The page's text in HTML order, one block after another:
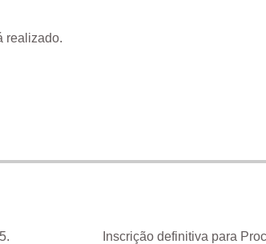
realizado.
Inscrição definitiva para